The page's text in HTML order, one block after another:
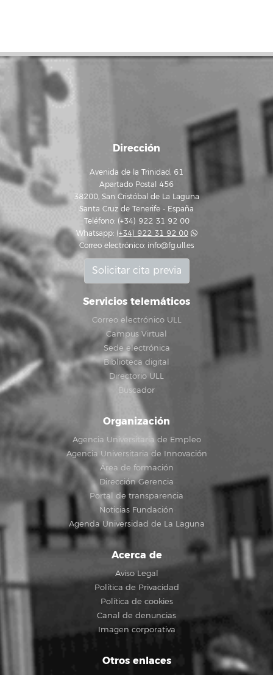
Dirección
Avenida de la Trinidad, 61
Apartado Postal 456
38200, San Cristóbal de La Laguna
Santa Cruz de Tenerife - España
Teléfono: (+34) 922 31 92 00
Whatsapp: (+34) 922 31 92 00
Correo electrónico: info@fg.ull.es
Solicitar cita previa
Servicios telemáticos
Correo electrónico ULL
Campus Virtual
Sede electrónica
Biblioteca digital
Directorio ULL
Buscador
Organización
Agencia Universitaria de Empleo
Agencia Universitaria de Innovación
Área de formación
Dirección Gerencia
Portal de transparencia
Noticias Fundación
Agenda Universidad de La Laguna
Acerca de
Aviso Legal
Política de Privacidad
Política de cookies
Canal de denuncias
Imagen corporativa
Otros enlaces